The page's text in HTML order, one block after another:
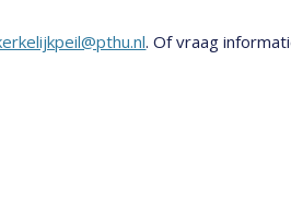
. Of vraag